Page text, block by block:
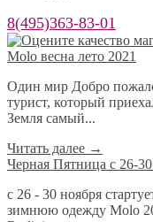
8(495)363-83-01
Molo весна лето 2021
Один мир Добро
турист, который
Земля самый...
Читать далее →
Черная Пятница с 26-
с 26 - 30 ноября
зимнюю одежду Molo